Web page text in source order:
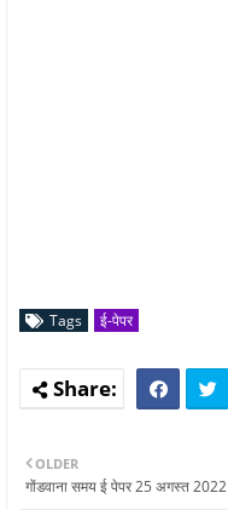
Tags ई-पेपर
OLDER
गोंडवाना समय ई पेपर 25 अगस्त 2022